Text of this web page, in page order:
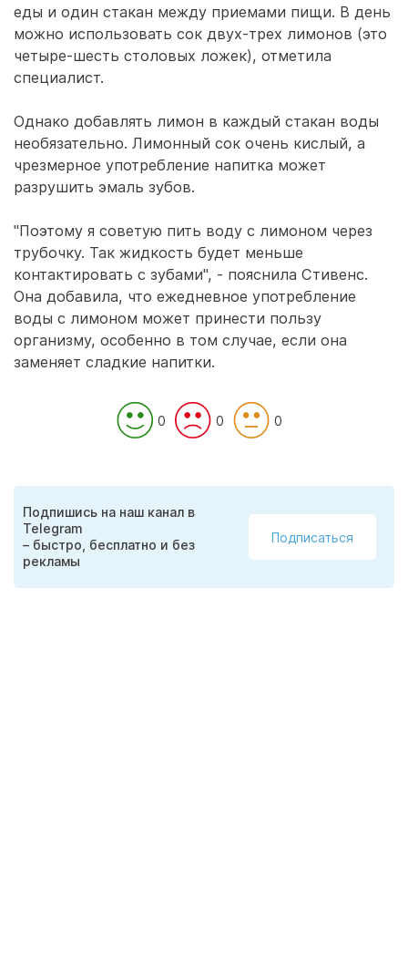
еды и один стакан между приемами пищи. В день
можно использовать сок двух-трех лимонов (это
четыре-шесть столовых ложек), отметила
специалист.
Однако добавлять лимон в каждый стакан воды
необязательно. Лимонный сок очень кислый, а
чрезмерное употребление напитка может
разрушить эмаль зубов.
"Поэтому я советую пить воду с лимоном через
трубочку. Так жидкость будет меньше
контактировать с зубами", - пояснила Стивенс.
Она добавила, что ежедневное употребление
воды с лимоном может принести пользу
организму, особенно в том случае, если она
заменяет сладкие напитки.
0 0 0
Подпишись на наш канал в
Telegram
– быстро, бесплатно и без
рекламы
Подписаться